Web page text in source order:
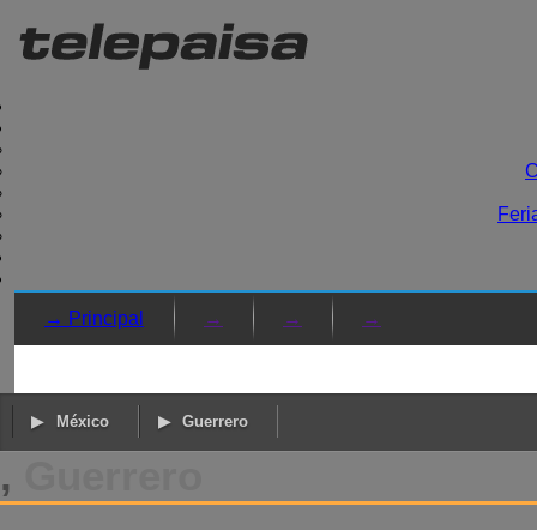
→ Principal → → →
México Guerrero
,